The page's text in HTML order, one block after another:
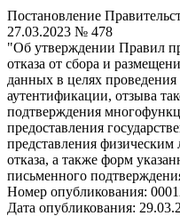
Постановление
27.03.2023 № 478
"Об утверждении Правил
отказа от сбора и
данных в целях
аутентификации, отзыва
подтверждения
предоставления
представления физическим
отказа, а также форм
письменного
Номер опубликования:
Дата опубликования: